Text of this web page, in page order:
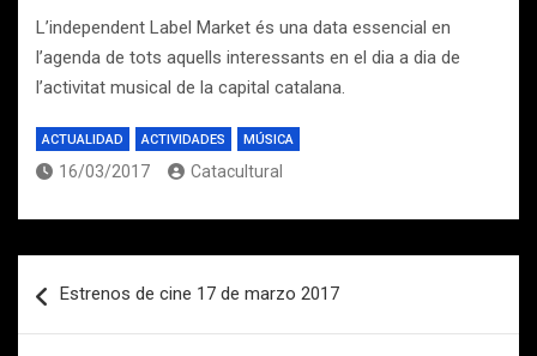
L’independent Label Market és una data essencial en
l’agenda de tots aquells interessants en el dia a dia de
l’activitat musical de la capital catalana.
ACTUALIDAD ACTIVIDADES MÚSICA
16/03/2017 Catacultural
de
Estrenos de cine 17 de marzo 2017